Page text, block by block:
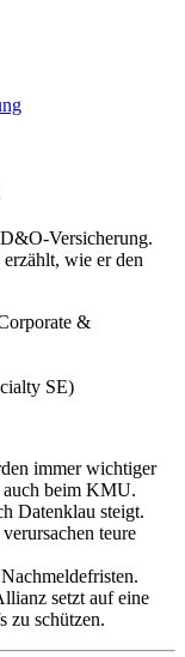
Versicherung.
wie er den
SE)
immer wichtiger
auch beim KMU.
Datenklau steigt.
teure
setzt auf eine
zu schützen.